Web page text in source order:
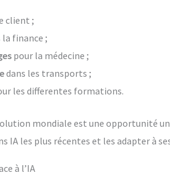
client ;
finance ;
pour la médecine ;
dans les transports ;
les differentes formations.
mondiale est une opportunité
IA les plus récentes et les adapter à
à l’IA